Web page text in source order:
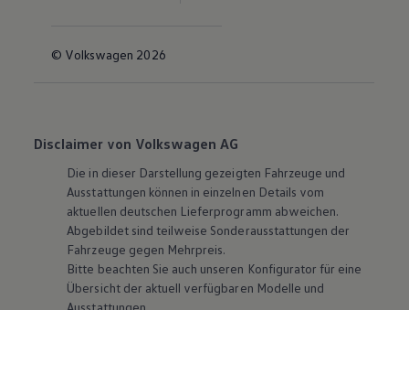
© Volkswagen 2026
Disclaimer von Volkswagen AG
Die in dieser Darstellung gezeigten Fahrzeuge und
Ausstattungen können in einzelnen Details vom
aktuellen deutschen Lieferprogramm abweichen.
Abgebildet sind teilweise Sonderausstattungen der
Fahrzeuge gegen Mehrpreis.
Bitte beachten Sie auch unseren Konfigurator für eine
Übersicht der aktuell verfügbaren Modelle und
Ausstattungen.